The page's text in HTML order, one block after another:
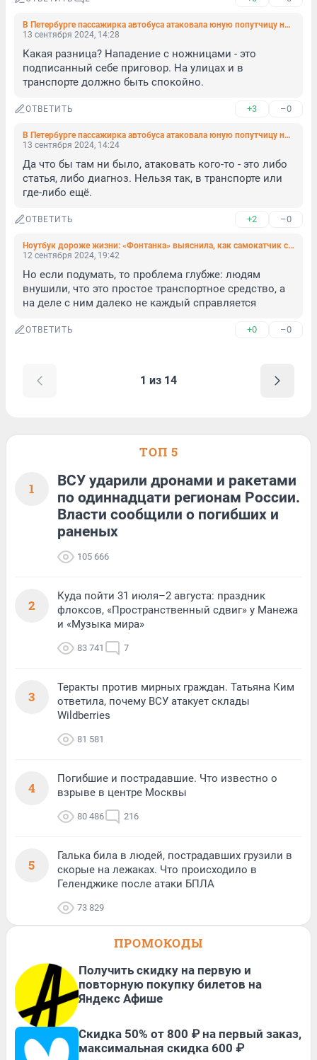
В Петербурге пассажирка автобуса атаковала юную попутчицу ножницами. Девочку оперировали пять часов
13 сентября 2024, 14:28
Какая разница? Нападение с ножницами - это
подписанный себе приговор. На улицах и в
транспорте должно быть спокойно.
ОТВЕТИТЬ +3 –0
В Петербурге пассажирка автобуса атаковала юную попутчицу ножницами. Девочку оперировали пять часов
13 сентября 2024, 14:24
Да что бы там ни было, атаковать кого-то - это либо
статья, либо диагноз. Нельзя так, в транспорте или
где-либо ещё.
ОТВЕТИТЬ +2 –0
Ноутбук дороже жизни: «Фонтанка» выяснила, как самокатчик с Арсенальной набережной оказался в Неве
12 сентября 2024, 19:42
Но если подумать, то проблема глубже: людям
внушили, что это простое транспортное средство, а
на деле с ним далеко не каждый справляется
ОТВЕТИТЬ +0 –0
1 из 14
ТОП 5
1
ВСУ ударили дронами и ракетами
по одиннадцати регионам России.
Власти сообщили о погибших и
раненых
105 666
2
Куда пойти 31 июля–2 августа: праздник
флоксов, «Пространственный сдвиг» у Манежа
и «Музыка мира»
83 741 7
3
Теракты против мирных граждан. Татьяна Ким
ответила, почему ВСУ атакует склады
Wildberries
81 581
4
Погибшие и пострадавшие. Что известно о
взрыве в центре Москвы
80 486 216
5
Галька била в людей, пострадавших грузили в
скорые на лежаках. Что происходило в
Геленджике после атаки БПЛА
73 829
ПРОМОКОДЫ
Получить скидку на первую и
повторную покупку билетов на
Яндекс Афише
Скидка 50% от 800 ₽ на первый заказ,
максимальная скидка 600 ₽